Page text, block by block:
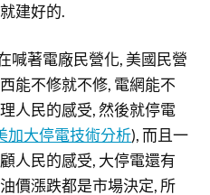
建好的.
喊著電廠民營化, 美國民營
能不修就不修, 電網能不
人民的感受, 然後就停電
大停電技術分析), 而且一
人民的感受, 大停電還有
價漲跌都是市場決定, 所